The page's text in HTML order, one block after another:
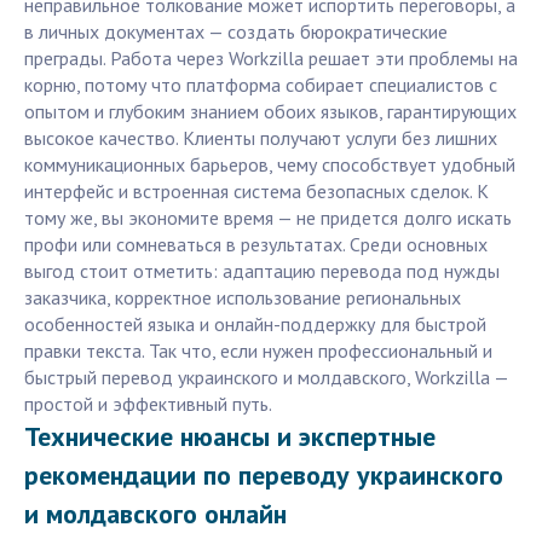
неправильное толкование может испортить переговоры, а
в личных документах — создать бюрократические
преграды. Работа через Workzilla решает эти проблемы на
корню, потому что платформа собирает специалистов с
опытом и глубоким знанием обоих языков, гарантирующих
высокое качество. Клиенты получают услуги без лишних
коммуникационных барьеров, чему способствует удобный
интерфейс и встроенная система безопасных сделок. К
тому же, вы экономите время — не придется долго искать
профи или сомневаться в результатах. Среди основных
выгод стоит отметить: адаптацию перевода под нужды
заказчика, корректное использование региональных
особенностей языка и онлайн-поддержку для быстрой
правки текста. Так что, если нужен профессиональный и
быстрый перевод украинского и молдавского, Workzilla —
простой и эффективный путь.
Технические нюансы и экспертные
рекомендации по переводу украинского
и молдавского онлайн